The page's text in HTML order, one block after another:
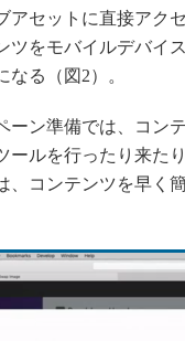
アセットに直接アク
ツをモバイルデバイ
なる（図2）。
ン準備では、コン
ールを行ったり来た
、コンテンツを早く